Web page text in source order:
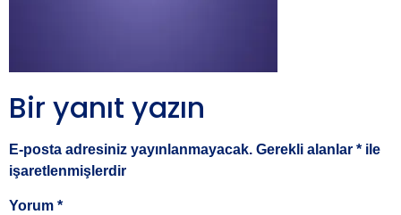
Bir yanıt yazın
E-posta adresiniz yayınlanmayacak. Gerekli alanlar * ile
işaretlenmişlerdir
Yorum *